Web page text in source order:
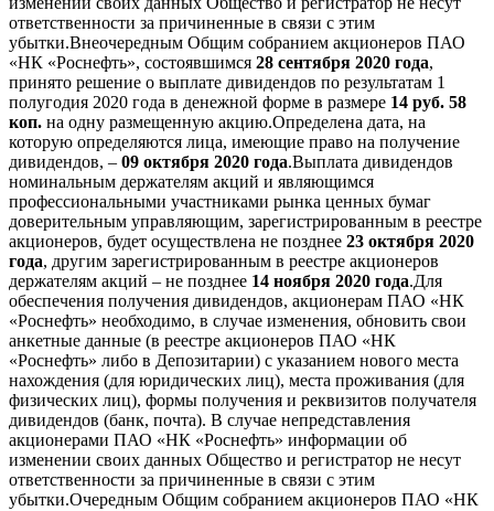
ответственности за причиненные в связи с этим
убытки.Внеочередным Общим собранием акционеров ПАО
«НК «Роснефть», состоявшимся 28 сентября 2020 года,
принято решение о выплате дивидендов по результатам 1
полугодия 2020 года в денежной форме в размере 14 руб. 58
коп. на одну размещенную акцию.Определена дата, на
которую определяются лица, имеющие право на получение
дивидендов, – 09 октября 2020 года.Выплата дивидендов
номинальным держателям акций и являющимся
профессиональными участниками рынка ценных бумаг
доверительным управляющим, зарегистрированным в реестре
акционеров, будет осуществлена не позднее 23 октября 2020
года, другим зарегистрированным в реестре акционеров
держателям акций – не позднее 14 ноября 2020 года.Для
обеспечения получения дивидендов, акционерам ПАО «НК
«Роснефть» необходимо, в случае изменения, обновить свои
анкетные данные (в реестре акционеров ПАО «НК
«Роснефть» либо в Депозитарии) с указанием нового места
нахождения (для юридических лиц), места проживания (для
физических лиц), формы получения и реквизитов получателя
дивидендов (банк, почта). В случае непредставления
акционерами ПАО «НК «Роснефть» информации об
изменении своих данных Общество и регистратор не несут
ответственности за причиненные в связи с этим
убытки.Очередным Общим собранием акционеров ПАО «НК